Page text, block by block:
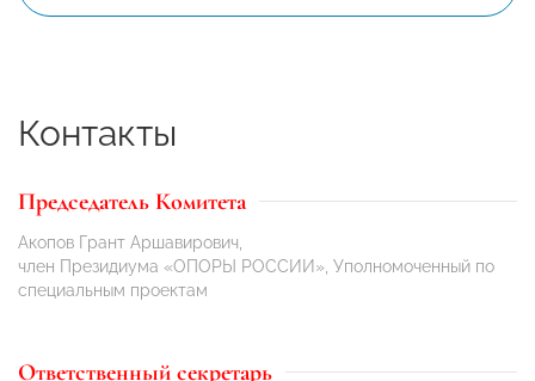
Контакты
Председатель Комитета
Акопов Грант Аршавирович,
член Президиума «ОПОРЫ РОССИИ», Уполномоченный по
специальным проектам
Ответственный секретарь